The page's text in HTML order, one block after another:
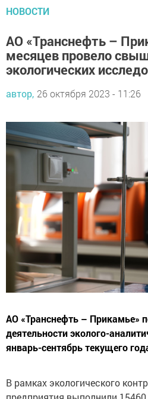
НОВОСТИ
АО «Транснефть –
месяцев провело
экологических
автор, 26 октября 2023 - 11:26
АО «Транснефть – Прикамье»
деятельности эколого-
январь-сентябрь текущего
В рамках экологического
предприятия выполнили